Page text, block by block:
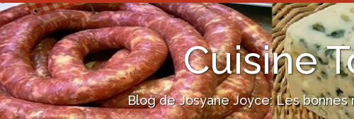
Cuisine
Blog de Josyane Joyce: Les